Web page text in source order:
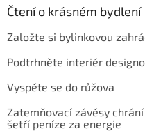
Čtení o krásném bydlení
Založte si bylinkovou
Podtrhněte interiér
Vyspěte se do růžova
Zatemňovací závěsy
šetří peníze za energie